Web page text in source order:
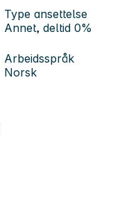
Type ansettelse
Annet, deltid 0%
Arbeidsspråk
Norsk